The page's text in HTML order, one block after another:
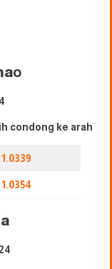
o
condong ke arah
1.0339
1.0354